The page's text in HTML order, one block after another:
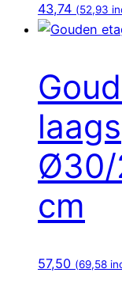
43,74 (52,93
laags
Ø30/
cm
57,50 (69,58